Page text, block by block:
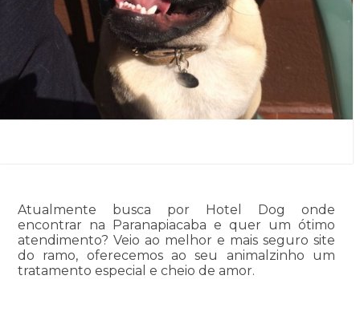
Atualmente busca por Hotel Dog onde
encontrar na Paranapiacaba e quer um ótimo
atendimento? Veio ao melhor e mais seguro site
do ramo, oferecemos ao seu animalzinho um
tratamento especial e cheio de amor.